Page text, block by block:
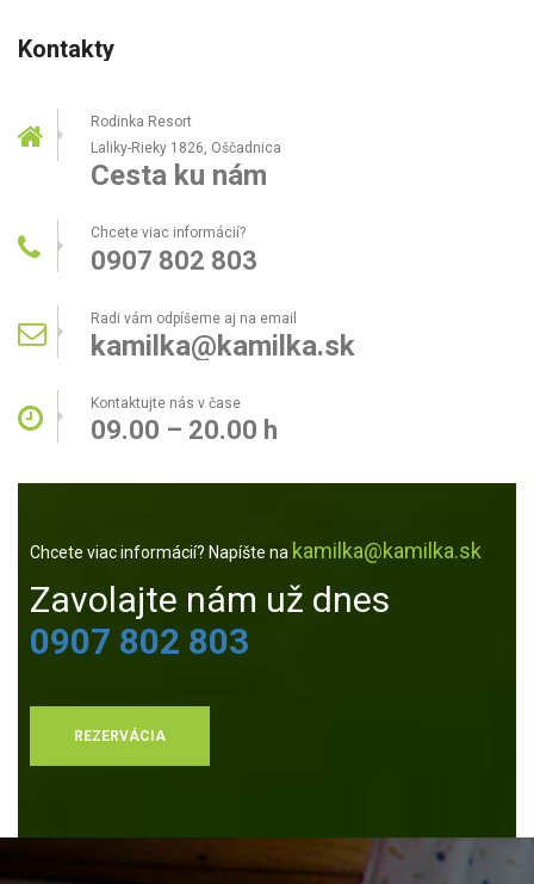
Kontakty
Rodinka Resort
Laliky-Rieky 1826, Oščadnica
Cesta ku nám
Chcete viac informácií?
0907 802 803
Radi vám odpíšeme aj na email
kamilka@kamilka.sk
Kontaktujte nás v čase
09.00 – 20.00 h
Chcete viac informácií? Napíšte na kamilka@kamilka.sk
Zavolajte nám už dnes
0907 802 803
REZERVÁCIA